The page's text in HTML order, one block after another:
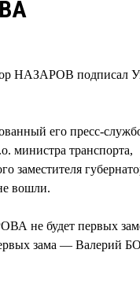
НАЗАРОВ подписал
его пресс-
министра транспорта,
вошли.
не будет первых
зама — Валерий